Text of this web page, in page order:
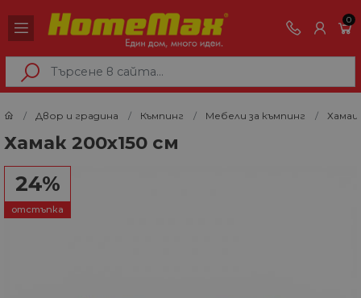
0
Двор и градина Къмпинг Мебели за къмпинг
Хамак 200х150 см
24%
отстъпка